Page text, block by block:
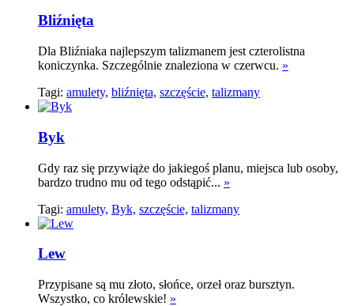
Bliźnięta
Dla Bliźniaka najlepszym talizmanem jest czterolistna
koniczynka. Szczególnie znaleziona w czerwcu. »
Tagi: amulety, bliźnięta, szczęście, talizmany
Byk
Gdy raz się przywiąże do jakiegoś planu, miejsca lub osoby,
bardzo trudno mu od tego odstąpić... »
Tagi: amulety, Byk, szczęście, talizmany
Lew
Przypisane są mu złoto, słońce, orzeł oraz bursztyn.
Wszystko, co królewskie! »